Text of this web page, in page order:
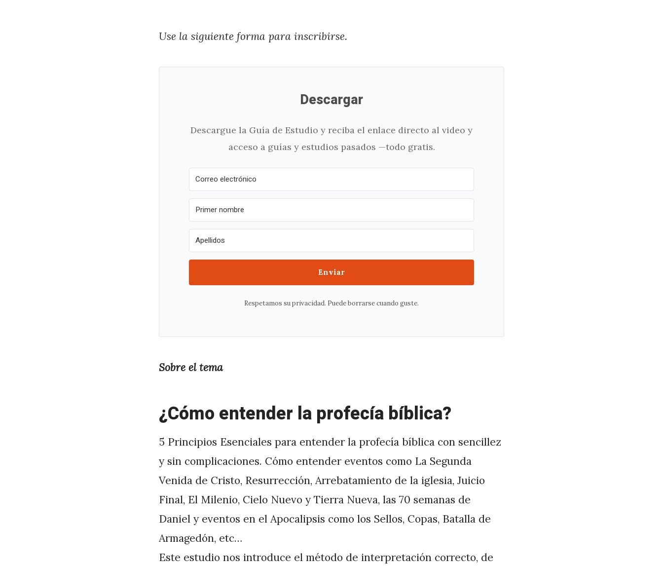
Use la siguiente forma para inscribirse.
Descargar
Descargue la Guía de Estudio y reciba el enlace directo al video y
acceso a guías y estudios pasados —todo gratis.
Enviar
Respetamos su privacidad. Puede borrarse cuando guste.
Sobre el tema
¿Cómo entender la profecía bíblica?
5 Principios Esenciales para entender la profecía bíblica con sencillez
y sin complicaciones. Cómo entender eventos como La Segunda
Venida de Cristo, Resurrección, Arrebatamiento de la iglesia, Juicio
Final, El Milenio, Cielo Nuevo y Tierra Nueva, las 70 semanas de
Daniel y eventos en el Apocalipsis como los Sellos, Copas, Batalla de
Armagedón, etc…
Este estudio nos introduce el método de interpretación correcto, de